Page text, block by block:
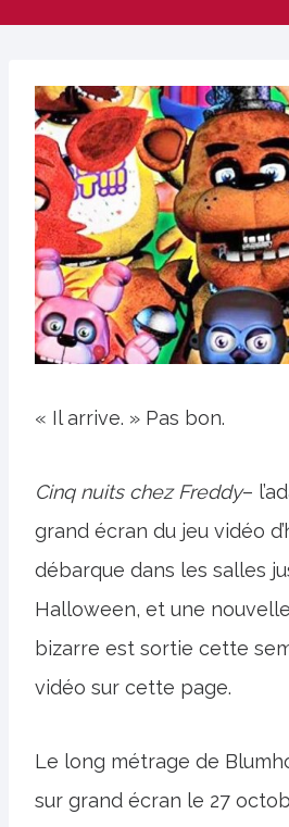
« Il arrive. » Pas bon.
Cinq nuits chez Freddy–
grand écran du jeu vidéo
débarque dans les salles
Halloween, et une
bizarre est sortie cette
vidéo sur cette page.
Le long métrage de
sur grand écran le 27